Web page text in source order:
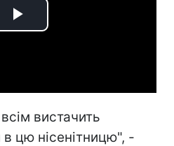
Play
вистачить
в цю нісенітницю", -